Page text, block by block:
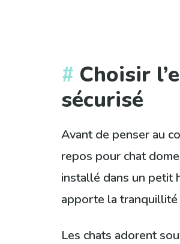
Choisir
sécurisé
Avant de penser au
repos pour chat
installé dans un petit
apporte la tranquillité
Les chats adorent